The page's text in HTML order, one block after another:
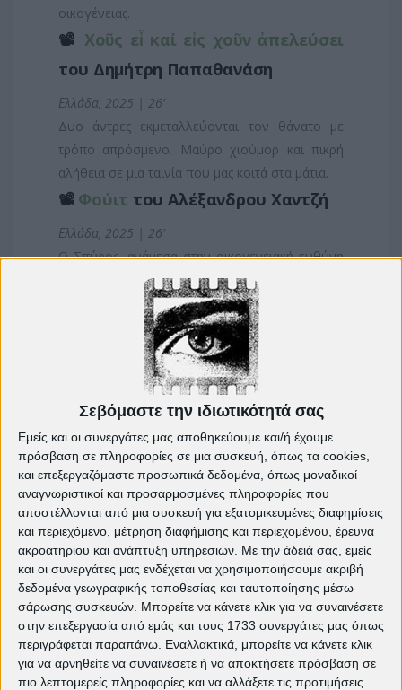
Σεβόμαστε την ιδιωτικότητά σας
Εμείς και οι συνεργάτες μας αποθηκεύουμε και/ή έχουμε
πρόσβαση σε πληροφορίες σε μια συσκευή, όπως τα cookies,
και επεξεργαζόμαστε προσωπικά δεδομένα, όπως μοναδικοί
αναγνωριστικοί και προσαρμοσμένες πληροφορίες που
αποστέλλονται από μια συσκευή για εξατομικευμένες διαφημίσεις
και περιεχόμενο, μέτρηση διαφήμισης και περιεχομένου, έρευνα
ακροατηρίου και ανάπτυξη υπηρεσιών. Με την άδειά σας, εμείς
και οι συνεργάτες μας ενδέχεται να χρησιμοποιήσουμε ακριβή
δεδομένα γεωγραφικής τοποθεσίας και ταυτοποίησης μέσω
σάρωσης συσκευών. Μπορείτε να κάνετε κλικ για να συναινέσετε
στην επεξεργασία από εμάς και τους 1733 συνεργάτες μας όπως
περιγράφεται παραπάνω. Εναλλακτικά, μπορείτε να κάνετε κλικ
για να αρνηθείτε να συναινέσετε ή να αποκτήσετε πρόσβαση σε
πιο λεπτομερείς πληροφορίες και να αλλάξετε τις προτιμήσεις
οικογένειας.
📽️ Χοῦς εἶ καί εἰς χοῦν ἀπελεύσει
του Δημήτρη Παπαθανάση
Ελλάδα, 2025 | 26’
Δυο άντρες εκμεταλλεύονται τον θάνατο με
τρόπο απρόσμενο. Μαύρο χιούμορ και πικρή
αλήθεια σε μια ταινία που μας κοιτά στα μάτια.
📽️ Φούιτ του Αλέξανδρου Χαντζή
Ελλάδα, 2025 | 26’
Ο Σπύρος, ανάμεσα στην οικογενειακή ευθύνη
και το παιδικό του όνειρο. Μια καθημερινή
ιστορία με υπόγεια συγκίνηση και γνήσια
Η Μέρα που Γίναμε Ήρωες
Σελήνης Παπαγεωργίου
Ελλάδα, 2024 | 18’
Τρία παιδιά βρίσκουν έναν τραυματία στο
δάσος και παίρνουν μια απόφαση που τους
μεταμορφώνει. Αθωότητα και θάρρος χωρίς
δεύτερη σκέψη.
Ελάτε να δείτε από κοντά μικρές ιστορίες που
λένε πολλά. Nέες φωνές του ελληνικού σινεμά
με ουσία, τόλμη και ματιά.